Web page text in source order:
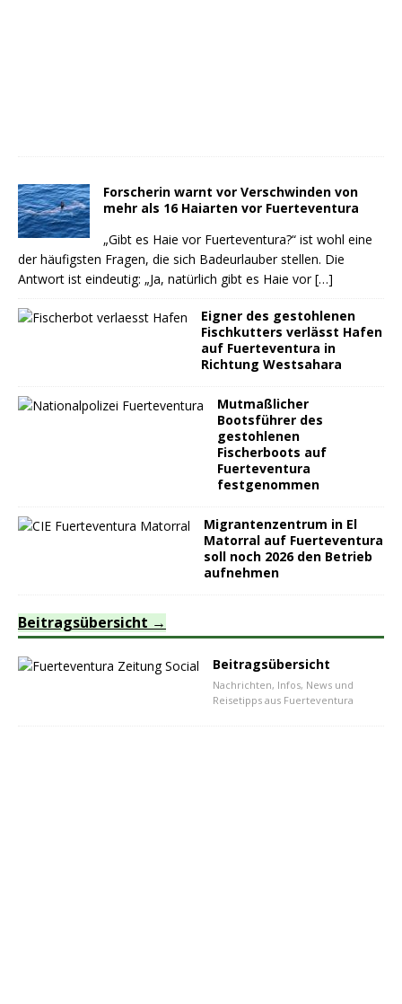
Forscherin warnt vor Verschwinden von
mehr als 16 Haiarten vor Fuerteventura
„Gibt es Haie vor Fuerteventura?“ ist wohl eine
der häufigsten Fragen, die sich Badeurlauber stellen. Die
Antwort ist eindeutig: „Ja, natürlich gibt es Haie vor[…]
Eigner des gestohlenen
Fischkutters verlässt Hafen
auf Fuerteventura in
Richtung Westsahara
Mutmaßlicher
Bootsführer des
gestohlenen
Fischerboots auf
Fuerteventura
festgenommen
Migrantenzentrum in El
Matorral auf Fuerteventura
soll noch 2026 den Betrieb
aufnehmen
Beitragsübersicht
Beitragsübersicht
Nachrichten, Infos, News und
Reisetipps aus Fuerteventura